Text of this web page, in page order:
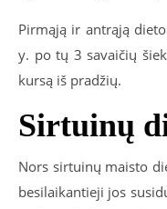
Pirmąją ir antrąją
y. po tų 3 savaičių
kursą iš pradžių.
Sirtuinų
Nors sirtuinų maisto
besilaikantieji jos